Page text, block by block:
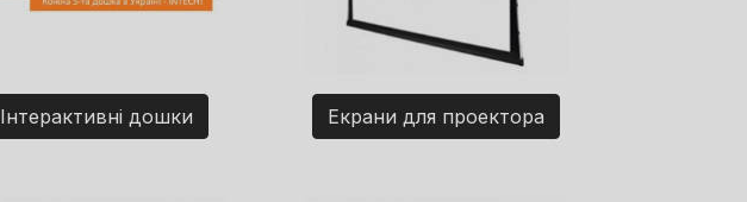
Інтерактивні дошки Екрани для проектора